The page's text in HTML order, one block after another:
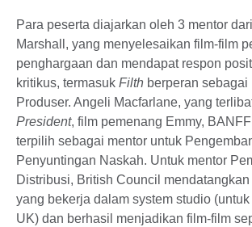
Para peserta diajarkan oleh 3 mentor
Marshall, yang menyelesaikan film-film
penghargaan dan mendapat respon
kritikus, termasuk Filth berperan sebagai
Produser. Angeli Macfarlane, yang
President, film pemenang Emmy,
terpilih sebagai mentor untuk
Penyuntingan Naskah. Untuk mentor
Distribusi, British Council mendatangkan
yang bekerja dalam system studio
UK) dan berhasil menjadikan film-film